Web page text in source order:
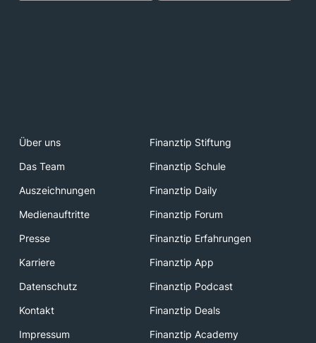
Über uns
Finanztip Stiftung
Das Team
Finanztip Schule
Auszeichnungen
Finanztip Daily
Medienauftritte
Finanztip Forum
Presse
Finanztip Erfahrungen
Karriere
Finanztip App
Datenschutz
Finanztip Podcast
Kontakt
Finanztip Deals
Impressum
Finanztip Academy